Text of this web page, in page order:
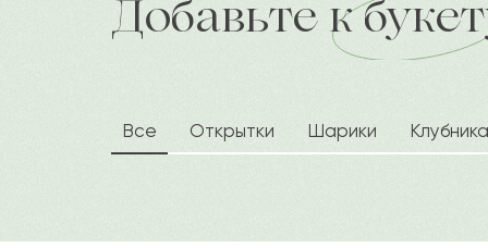
доставка по городу в течение
Спасибо! Цветы доставили
была в восторге. Удачи Вам и
Р Рабига
Добавьте к
Все Открытки Шарики